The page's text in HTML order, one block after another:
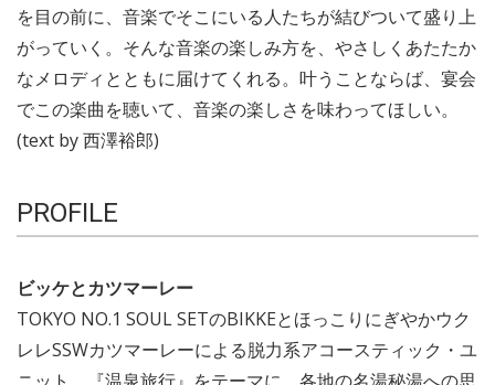
を目の前に、音楽でそこにいる人たちが結びついて盛り上
がっていく。そんな音楽の楽しみ方を、やさしくあたたか
なメロディとともに届けてくれる。叶うことならば、宴会
でこの楽曲を聴いて、音楽の楽しさを味わってほしい。
(text by 西澤裕郎)
PROFILE
ビッケとカツマーレー
TOKYO NO.1 SOUL SETのBIKKEとほっこりにぎやかウク
レレSSWカツマーレーによる脱力系アコースティック・ユ